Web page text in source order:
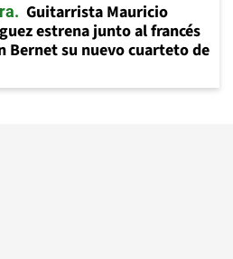
Guitarrista Mauricio
estrena junto al francés
Bernet su nuevo cuarteto de